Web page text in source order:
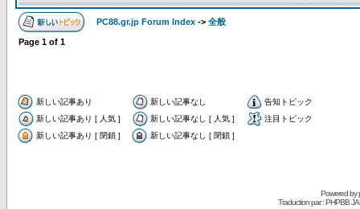
PC88.gr.jp Forum Index -> 全般
Page 1 of 1
新しい記事あり 新しい記事なし
告知トピック
新しい記事あり [ 人気 ]
新しい記事なし [ 人気 ]
注目トピック
新しい記事あり [ 閉鎖 ]
新しい記事なし [ 閉鎖 ]
Powered by
Traduction par : PHPBB